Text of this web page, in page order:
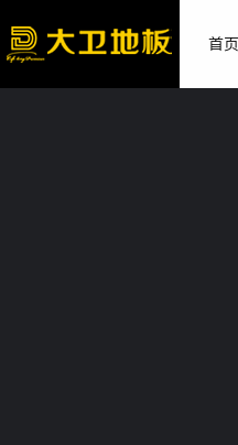
首页